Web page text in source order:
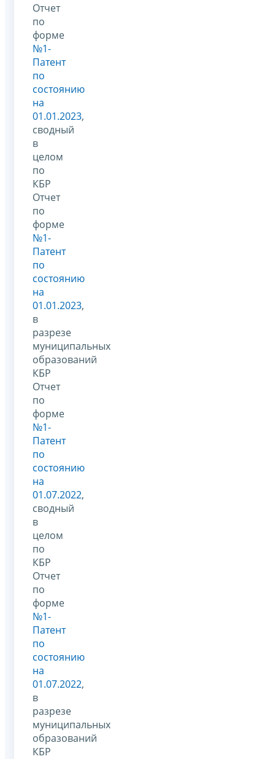
Отчет
по
форме
№1-
Патент
по
состоянию
на
01.01.2023,
сводный
в
целом
по
КБР
Отчет
по
форме
№1-
Патент
по
состоянию
на
01.01.2023,
в
разрезе
муниципальных
образований
КБР
Отчет
по
форме
№1-
Патент
по
состоянию
на
01.07.2022,
сводный
в
целом
по
КБР
Отчет
по
форме
№1-
Патент
по
состоянию
на
01.07.2022,
в
разрезе
муниципальных
образований
КБР